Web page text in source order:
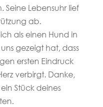
Seine Lebensuhr lief
ab.
als einen Hund in
gezeigt hat, dass
ersten Eindruck
verbirgt. Danke,
Stück deines